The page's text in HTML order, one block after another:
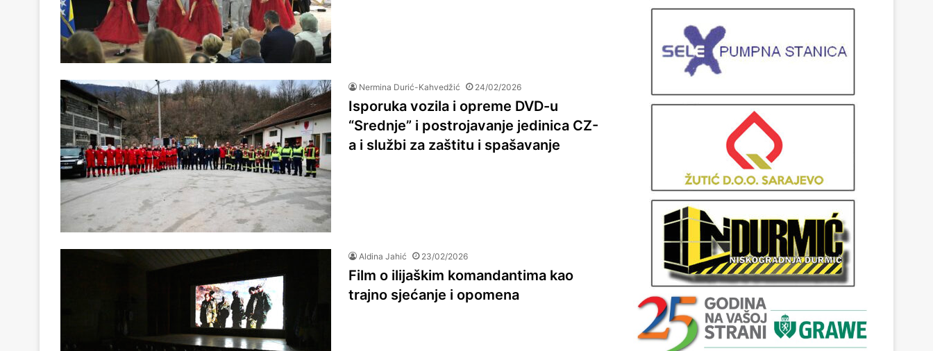
Nermina Durić-Kahvedžić 24/02/2026
Isporuka vozila i opreme DVD-u
“Srednje” i postrojavanje jedinica CZ-
a i službi za zaštitu i spašavanje
Aldina Jahić 23/02/2026
Film o ilijaškim komandantima kao
trajno sjećanje i opomena